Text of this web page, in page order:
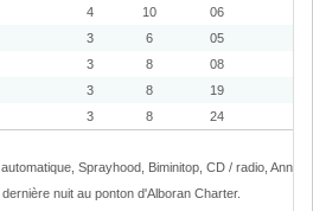
4 10
06
3 6
05
3 8
08
3 8
19
3 8 24
Sprayhood, Biminitop, CD / radio, Annexe
nuit au ponton d'Alboran Charter.